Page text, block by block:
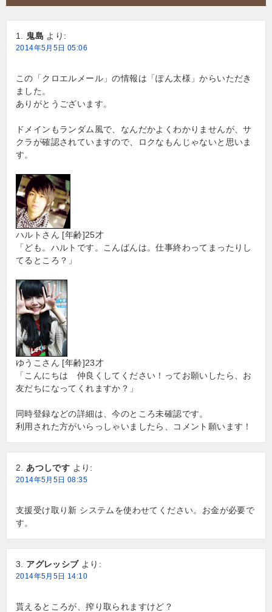
ョ鬼島 より:
2014年5月5日 05:06
この「クロエルメール」の情報は「ぽん太様」からいただき
ました。
ありがとうございます。
ドメインもランダム風で、なんだかよくわかりませんが、サ
クラが確認されていますので、ロクなもんじゃないと思いま
す。
ハルトさん [年齢]25才
「ども。ハルトです。こんばんは。仕事終わってまったりし
てるところ？」
ゆうこさん [年齢]23才
「こんにちは 仲良くしてください！ってお願いしたら、お
友だちになってくれますか？」
同時登録などの詳細は、今のところ未確認です。
利用された方がいらっしゃいましたら、コメント願います！
あつしです より:
2014年5月5日 08:35
支援受け取り新 システムを使わせてください。お金が必要で
す。
アグレッシブ より:
2014年5月5日 14:10
貰えるところが、搾り取られますけど？